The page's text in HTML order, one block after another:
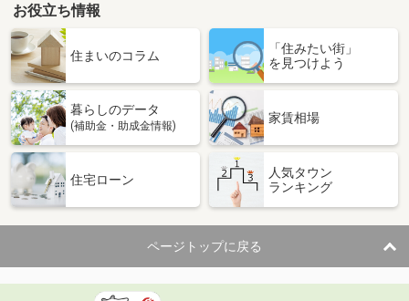
お役立ち情報
住まいのコラム
「住みたい街」
を見つけよう
暮らしのデータ
(補助金・助成金情報)
家賃相場
住宅ローン
人気タウン
ランキング
ページトップに戻る